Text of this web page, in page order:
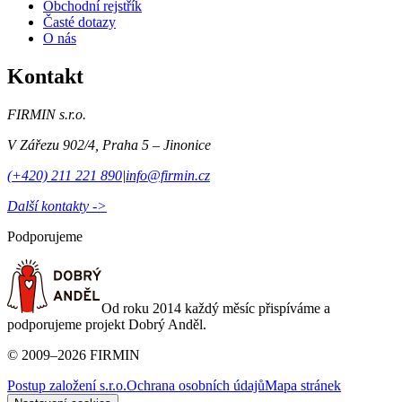
Obchodní rejstřík
Časté dotazy
O nás
Kontakt
FIRMIN s.r.o.
V Zářezu 902/4 Praha 5 – Jinonice
(+420) 211 221 890|info@firmin.cz
Další kontakty ->
Podporujeme
Od roku 2014 každý měsíc přispíváme a
podporujeme projekt Dobrý Anděl.
© 2009–2026 FIRMIN
Postup založení s.r.o.Ochrana osobních údajůMapa stránek